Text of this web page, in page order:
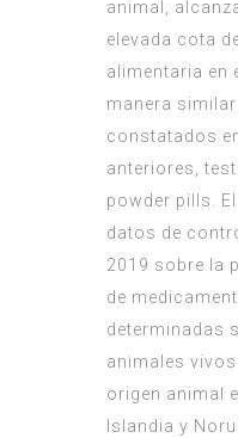
animal,
elevada cota
alimentaria en
manera
constatados
anteriores,
powder pills.
datos de
2019 sobre la
de
determinadas
animales
origen animal
Islandia y